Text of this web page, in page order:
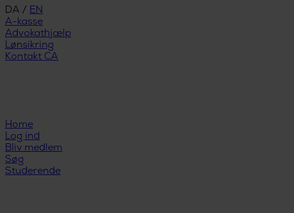
DA / EN
A-kasse
Advokathjælp
Lønsikring
Kontakt CA
Home
Log ind
Bliv medlem
Søg
Studerende